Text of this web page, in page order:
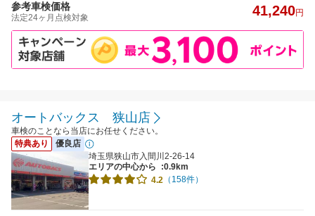
参考車検価格
法定24ヶ月点検対象 41,240円
オートバックス 狭山店
車検のことなら当店にお任せください。
特典あり
優良店
埼玉県狭山市入間川2-26-14
エリアの中心から
:0.9km
4.2 （158件）